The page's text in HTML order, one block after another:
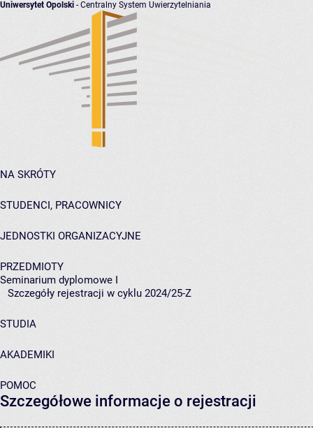
Uniwersytet Opolski - Centralny System Uwierzytelniania
NA SKRÓTY
STUDENCI, PRACOWNICY
JEDNOSTKI ORGANIZACYJNE
PRZEDMIOTY
Seminarium dyplomowe I
Szczegóły rejestracji w cyklu 2024/25-Z
STUDIA
AKADEMIKI
POMOC
Szczegółowe informacje o rejestracji